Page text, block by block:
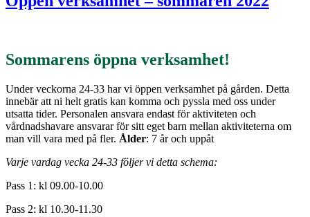
Sommarens öppna verksamhet!
Under veckorna 24-33 har vi öppen verksamhet på gården. Detta
innebär att ni helt gratis kan komma och pyssla med oss under
utsatta tider. Personalen ansvara endast för aktiviteten och
vårdnadshavare ansvarar för sitt eget barn mellan aktiviteterna om
man vill vara med på fler. Ålder: 7 år och uppåt
Varje vardag vecka 24-33 följer vi detta schema:
Pass 1: kl 09.00-10.00
Pass 2: kl 10.30-11.30